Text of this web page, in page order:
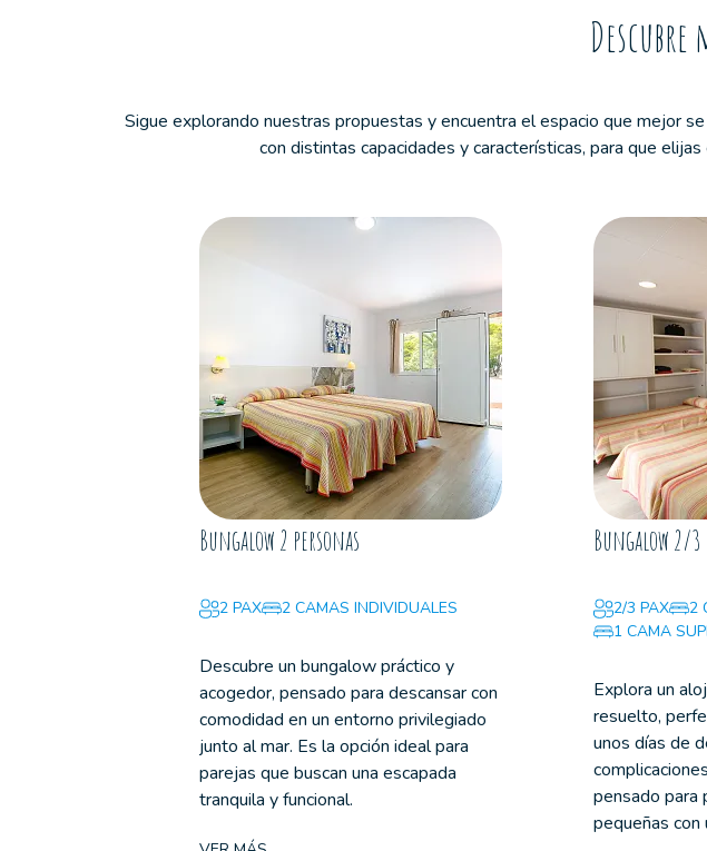
Sigue explorando nuestras propuestas y encuentra el espacio que mejor
con distintas capacidades y características, para que
Bungalow 2 personas
2 PAX 2 CAMAS INDIVIDUALES
Descubre un bungalow práctico y
acogedor, pensado para descansar con
comodidad en un entorno privilegiado
junto al mar. Es la opción ideal para
parejas que buscan una escapada
tranquila y funcional.
Bungalow 2/3
2/3 PAX
2
1 CAMA
Explora un
resuelto,
unos días de
pensado para
pequeñas con